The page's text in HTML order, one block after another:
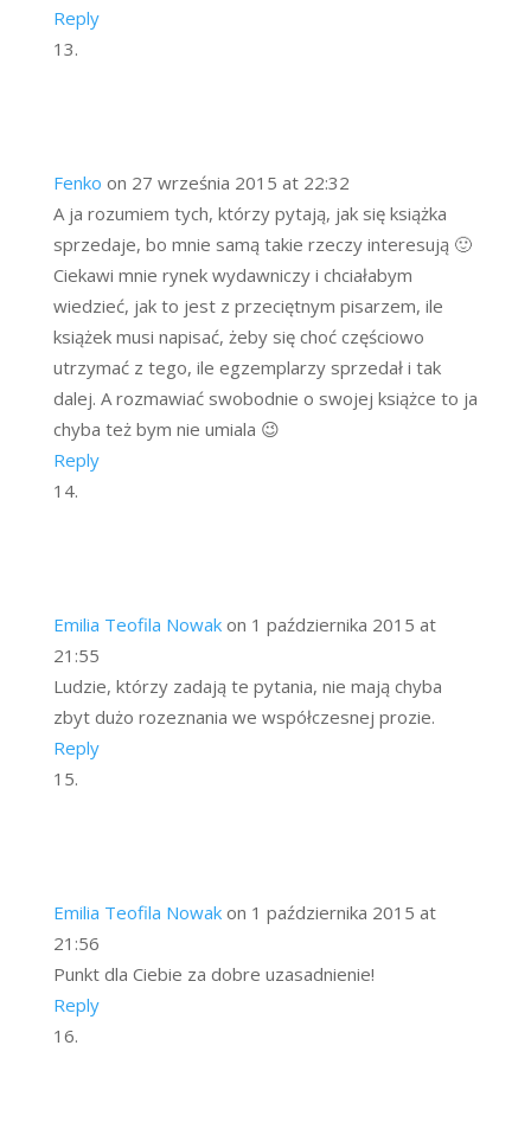
Reply
Fenko on 27 września 2015 at 22:32
A ja rozumiem tych, którzy pytają, jak się książka
sprzedaje, bo mnie samą takie rzeczy interesują 🙂
Ciekawi mnie rynek wydawniczy i chciałabym
wiedzieć, jak to jest z przeciętnym pisarzem, ile
książek musi napisać, żeby się choć częściowo
utrzymać z tego, ile egzemplarzy sprzedał i tak
dalej. A rozmawiać swobodnie o swojej książce to ja
chyba też bym nie umiala 😉
Reply
Emilia Teofila Nowak on 1 października 2015 at
21:55
Ludzie, którzy zadają te pytania, nie mają chyba
zbyt dużo rozeznania we współczesnej prozie.
Reply
Emilia Teofila Nowak on 1 października 2015 at
21:56
Punkt dla Ciebie za dobre uzasadnienie!
Reply